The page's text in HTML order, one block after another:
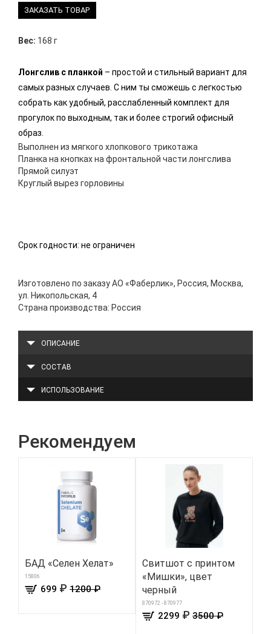
ЗАКАЗАТЬ ТОВАР
Вес: 168 г
Лонгслив с планкой – простой и стильный вариант для
самых разных случаев. С ним ты сможешь с легкостью
собрать как удобный, расслабленный комплект для
прогулок по выходным, так и более строгий офисный
образ.
Выполнен из мягкого хлопкового трикотажа
Планка на кнопках на фронтальной части лонгслива
Прямой силуэт
Круглый вырез горловины
Срок годности: не ограничен
Изготовлено по заказу АО «Фаберлик», Россия, Москва,
ул. Никопольская, 4
Страна производства: Россия
ОПИСАНИЕ
СОСТАВ
ИСПОЛЬЗОВАНИЕ
Рекомендуем
БАД «Селен Хелат»
15806
699 ₽ 1200 ₽
Свитшот с принтом
«Мишки», цвет
черный
870972 - 870977
2299 ₽ 3500 ₽